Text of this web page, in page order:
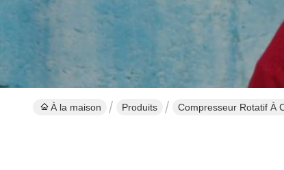
À la maison Produits Compresseur Rotatif À